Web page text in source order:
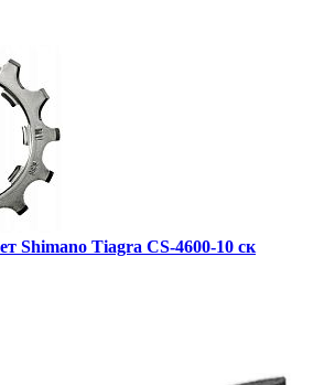
Shimano Tiagra CS-4600-10 ск